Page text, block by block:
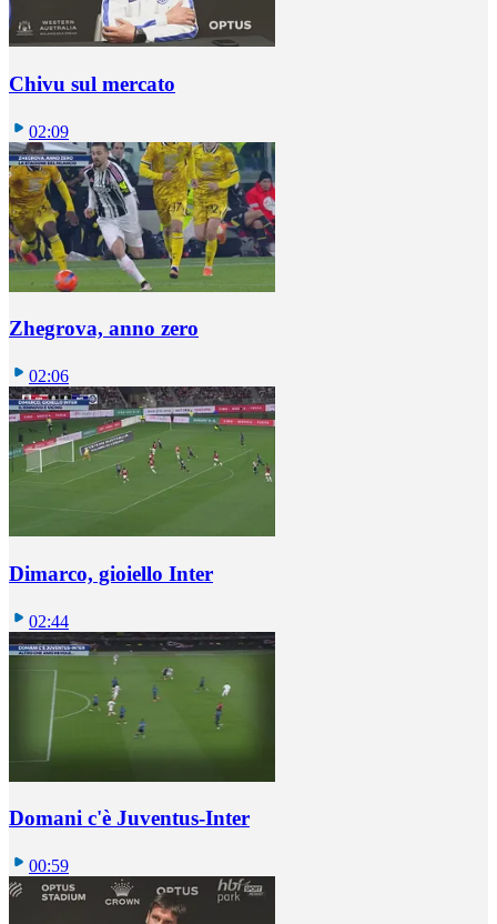
Chivu sul mercato
02:09
Zhegrova, anno zero
02:06
Dimarco, gioiello Inter
02:44
Domani c'è Juventus-Inter
00:59